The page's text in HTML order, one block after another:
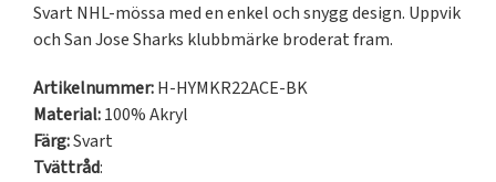
Svart NHL-mössa med en enkel och snygg design. Uppvik
och San Jose Sharks klubbmärke broderat fram.
Artikelnummer:H-HYMKR22ACE-BK
Material:100% Akryl
Färg:Svart
Tvättråd: